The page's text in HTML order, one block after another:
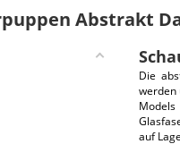
Abstrakt
Die
werden
auf